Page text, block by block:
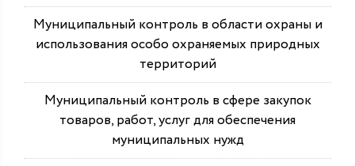
Муниципальный контроль в области охраны и
использования особо охраняемых природных
территорий
Муниципальный контроль в сфере закупок
товаров, работ, услуг для обеспечения
муниципальных нужд